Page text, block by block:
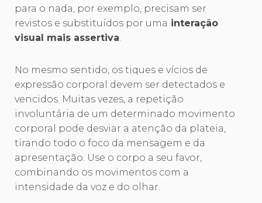
para o nada, por exemplo, precisam ser
revistos e substituídos por uma interação
visual mais assertiva.
No mesmo sentido, os tiques e vícios de
expressão corporal devem ser detectados e
vencidos. Muitas vezes, a repetição
involuntária de um determinado movimento
corporal pode desviar a atenção da plateia,
tirando todo o foco da mensagem e da
apresentação. Use o corpo a seu favor,
combinando os movimentos com a
intensidade da voz e do olhar.